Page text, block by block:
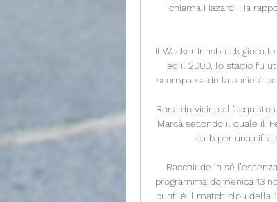
chiama Hazard; Ha
Il Wacker Innsbruck gioca
ed il 2000, lo stadio fu
scomparsa della società
Ronaldo vicino all'acquisto
'Marcà secondo il quale il
club per una cifra
Racchiude in sé
programma domenica 13
punti è il match clou della